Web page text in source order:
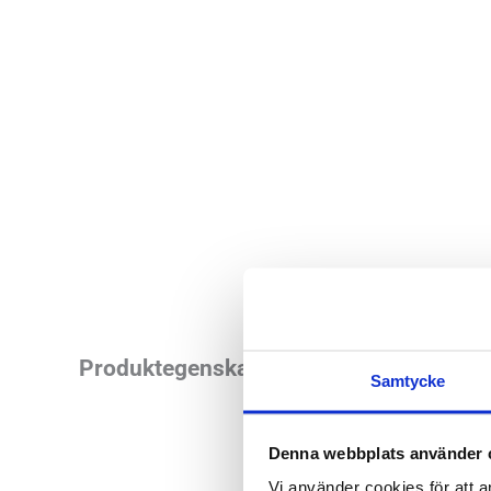
Samtycke
Denna webbplats använder
Vi använder cookies för att
Produktegenskaper
Låg vikt men
lite snabbare
tacksamma
Läst: